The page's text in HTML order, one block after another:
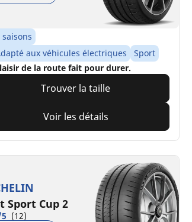
saisons
aux véhicules électriques
Sport
de la route fait pour durer.
Trouver la taille
Voir les détails
Sport Cup 2
(12)